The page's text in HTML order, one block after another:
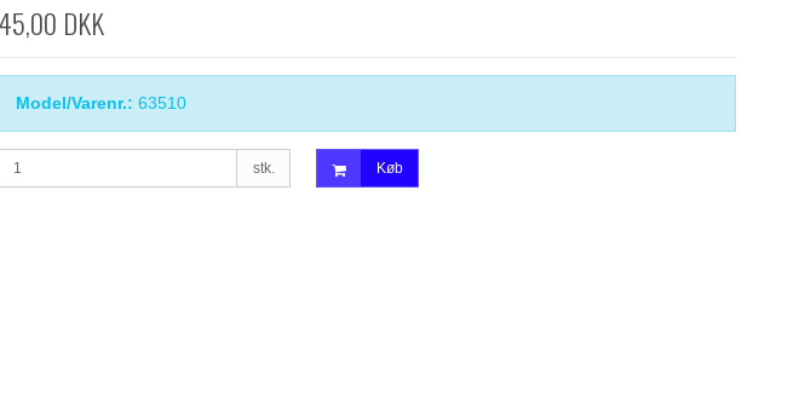
45,00 DKK
Model/Varenr.: 63510
stk. Køb